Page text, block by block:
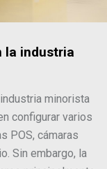
la industria
minorista
configurar varios
POS, cámaras
Sin embargo, la